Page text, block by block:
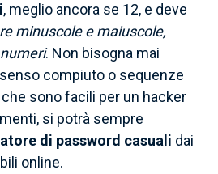
, meglio ancora se 12, e deve
minuscole e maiuscole,
. Non bisogna mai
compiuto o sequenze
sono facili per un hacker
si potrà sempre
di password casuali dai
online.